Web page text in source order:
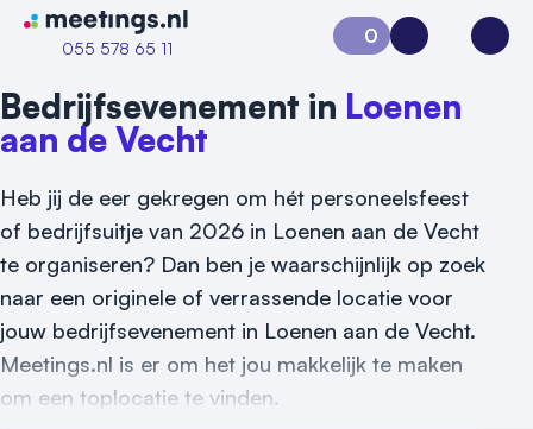
Naar home van Meetings
055 578 65 11
Vraag locatie aan
Locatiegids
0
Aanvraag 0Inloggen
Bedrijfsevenement in Loenen
aan de Vecht
Heb jij de eer gekregen om hét personeelsfeest
of bedrijfsuitje van 2026 in Loenen aan de Vecht
te organiseren? Dan ben je waarschijnlijk op zoek
naar een originele of verrassende locatie voor
jouw bedrijfsevenement in Loenen aan de Vecht.
Meetings.nl is er om het jou makkelijk te maken
om een toplocatie te vinden.